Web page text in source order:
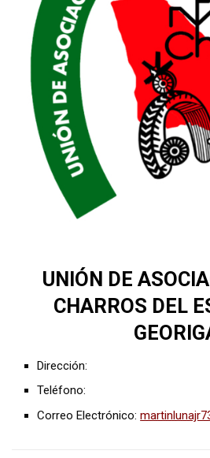
UNIÓN DE
CHARROS DEL
Dirección:
Teléfono:
Correo Electrónico: